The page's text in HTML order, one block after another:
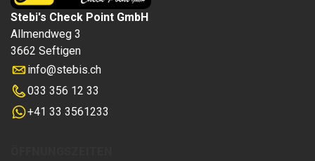
Stebi's Check Point GmbH
Allmendweg 3
3662 Seftigen
info@stebis.ch
033 356 12 33
+41 33 3561233